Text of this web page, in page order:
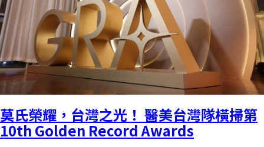
莫氏榮耀，台灣之光！ 醫美台灣隊橫掃第
10th Golden Record Awards